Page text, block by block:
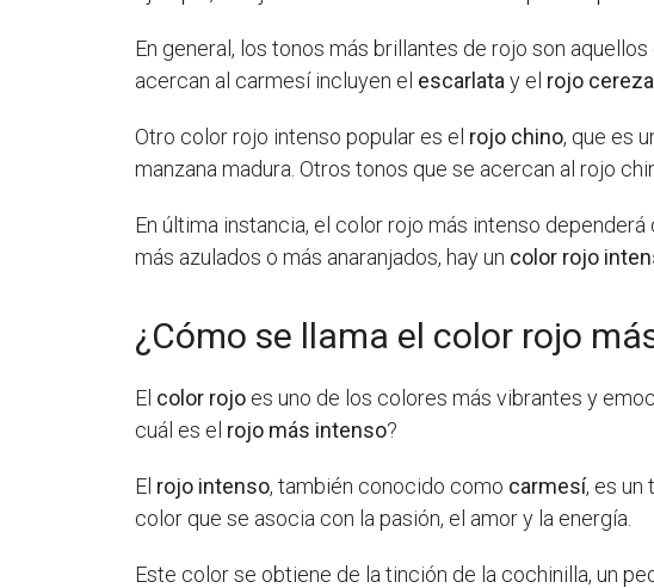
En general, los tonos más brillantes de rojo son
acercan al carmesí incluyen el escarlata y el rojo cereza
Otro color rojo intenso popular es el rojo chino, que es
manzana madura. Otros tonos que se acercan al rojo
En última instancia, el color rojo más intenso
más azulados o más anaranjados, hay un color rojo
¿Cómo se llama el color rojo
El color rojo es uno de los colores más vibrantes y
cuál es el rojo más intenso?
El rojo intenso, también conocido como carmesí, es un
color que se asocia con la pasión, el amor y la energía.
Este color se obtiene de la tinción de la cochinilla, un